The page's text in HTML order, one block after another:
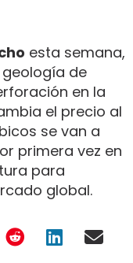
esta semana,
de
en la
el precio al
se van a
primera vez en
para
global.